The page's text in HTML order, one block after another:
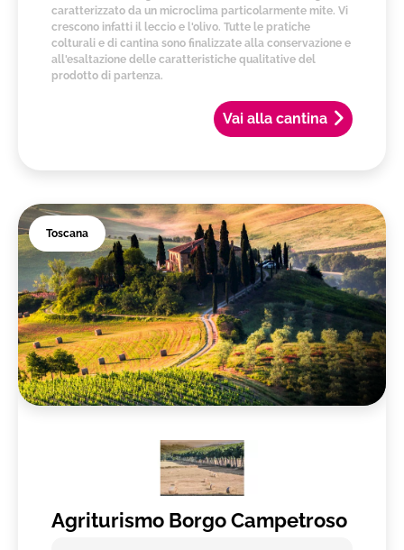
Vai alla cantina
caratterizzato da un microclima particolarmente mite. Vi
crescono infatti il leccio e l'olivo. Tutte le pratiche
colturali e di cantina sono finalizzate alla conservazione e
all'esaltazione delle caratteristiche qualitative del
prodotto di partenza.
Toscana
Agriturismo Borgo Campetroso